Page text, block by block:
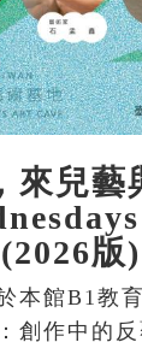
來兒藝
版)
本館B1教
創作中的